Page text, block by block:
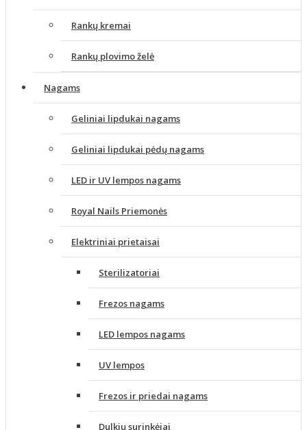
Rankų kremai
Rankų plovimo želė
Nagams
Geliniai lipdukai nagams
Geliniai lipdukai pėdų nagams
LED ir UV lempos nagams
Royal Nails Priemonės
Elektriniai prietaisai
Sterilizatoriai
Frezos nagams
LED lempos nagams
UV lempos
Frezos ir priedai nagams
Dulkių surinkėjai